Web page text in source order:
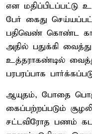
என மதிப்பிடப்பட்டு
பேர் கைது
பதிவெண் கொண்ட
அதில் பதுக்கி
உத்தராகண்டில்
பரபரப்பாக
ஆயுதம், போதை
கைப்பற்றப்படும்
சட்டவிரோத பணம்